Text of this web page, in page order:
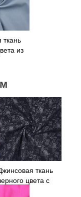
ткань
из
ткань
цвета с
буквами